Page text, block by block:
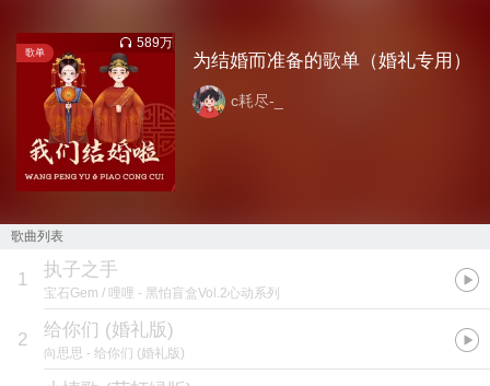
歌单
589万
为结婚而准备的歌单（婚礼专用）
c耗尽-_
歌曲列表
1 执子之手
宝石Gem / 哩哩 - 黑怕盲盒Vol.2心动系列
2 给你们 (婚礼版)
向思思 - 给你们 (婚礼版)